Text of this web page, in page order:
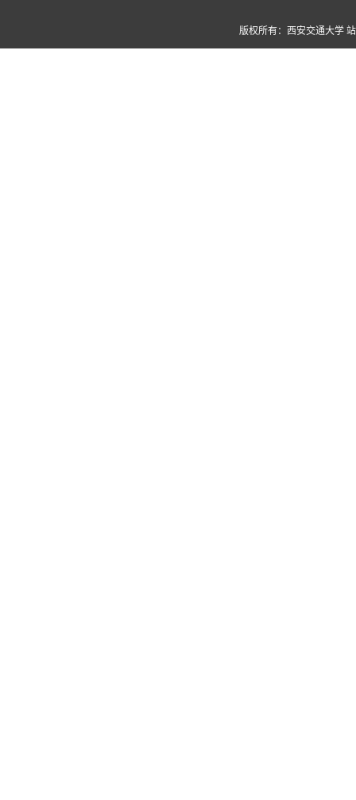
版权所有：西安交通大学